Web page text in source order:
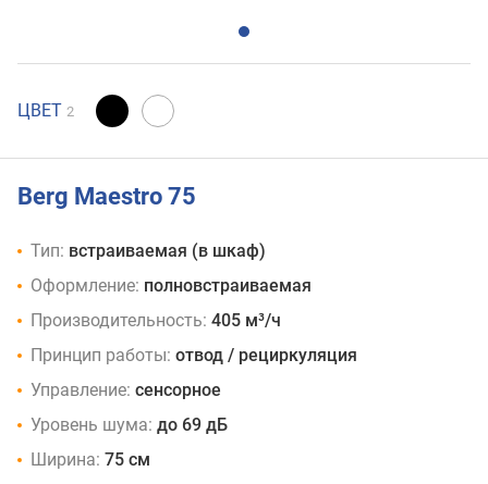
ЦВЕТ 2
Berg Maestro 75
Тип: встраиваемая (в шкаф)
Оформление: полновстраиваемая
Производительность: 405 м³/ч
Принцип работы: отвод / рециркуляция
Управление: сенсорное
Уровень шума: до 69 дБ
Ширина: 75 см